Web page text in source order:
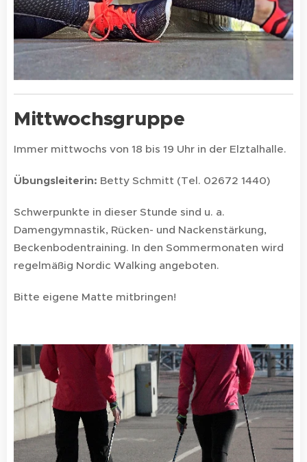
Mittwochsgruppe
Immer mittwochs von 18 bis 19 Uhr in der Elztalhalle.
Übungsleiterin: Betty Schmitt (Tel. 02672 1440)
Schwerpunkte in dieser Stunde sind u. a.
Damengymnastik, Rücken- und Nackenstärkung,
Beckenbodentraining. In den Sommermonaten wird
regelmäßig Nordic Walking angeboten.
Bitte eigene Matte mitbringen!